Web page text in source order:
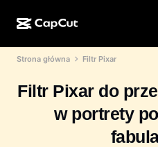
Kreator AI
Projekt AI
Studio filmowe
Funkcje
Narzędzia AI
Edytor i generator filmów
Świąteczne szablony
Informacje
Społeczność
Strona główna Filtr Pixar
Filtr Pixar do
w portrety